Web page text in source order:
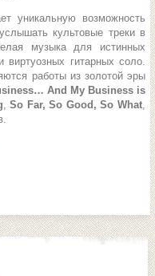
уникальную возможность
культовые треки в
музыка для истинных
виртуозных гитарных соло.
работы из золотой эры
And My Business is
,So Far, So Good, So What,